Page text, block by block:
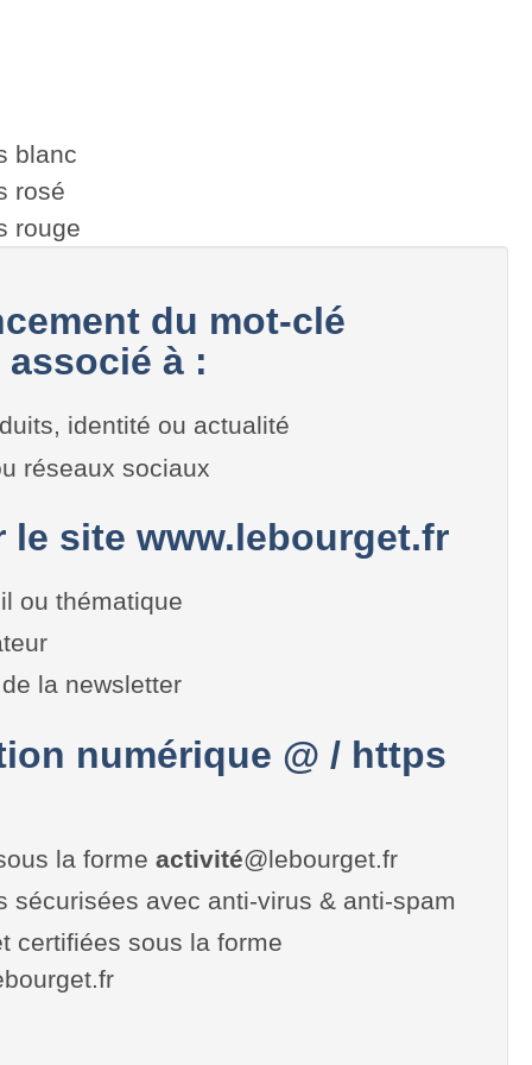
blanc
rosé
rouge
du mot-clé
à :
identité ou actualité
réseaux sociaux
le site www.lebourget.fr
ou thématique
la newsletter
numérique @ / https
la forme activité@lebourget.fr
sécurisées avec anti-virus & anti-spam
certifiées sous la forme